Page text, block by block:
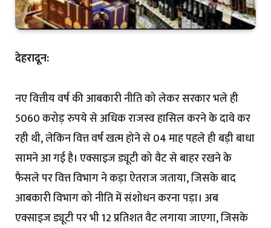
देहरादून:
नए वित्तीय वर्ष की आबकारी नीति को लेकर सरकार भले ही
5060 करोड़ रुपये से अधिक राजस्व हासिल करने के दावे कर
रही थी, लेकिन वित्त वर्ष खत्म होने से 04 माह पहले ही बड़ी बाधा
सामने आ गई है। एक्साइज ड्यूटी को वैट से बाहर रखने के
फैसले पर वित्त विभाग ने कड़ा ऐतराज जताया, जिसके बाद
आबकारी विभाग को नीति में संशोधन करना पड़ा। अब
एक्साइज ड्यूटी पर भी 12 प्रतिशत वैट लगाया जाएगा, जिसके